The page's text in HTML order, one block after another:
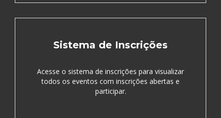
Sistema de Inscrições
Acesse o sistema de inscrições para visualizar
todos os eventos com inscrições abertas e
participar.